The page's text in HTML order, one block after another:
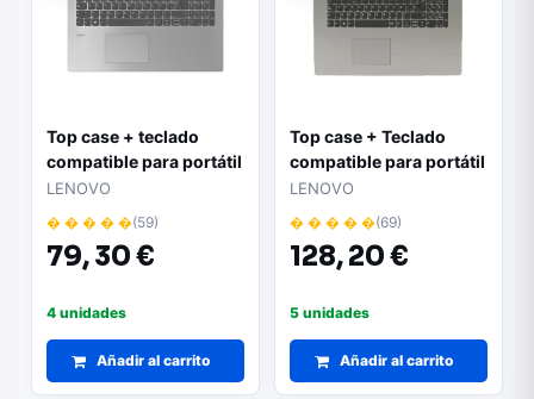
Top case + teclado
compatible para portátil
Lenovo 330-15IKB -
Modelo 5CB0R16661 |
Color plata | Repuesto
completo de carcasa
LENOVO
� � � � �(59)
79,30 €
4 unidades
Añadir al carrito
Top case + Teclado
compatible para portátil
LENOVO 330-17IKB
5CB0R20195
LENOVO
� � � � �(69)
128,20 €
5 unidades
Añadir al carrito